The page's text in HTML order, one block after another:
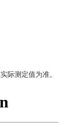
际测定值为准。